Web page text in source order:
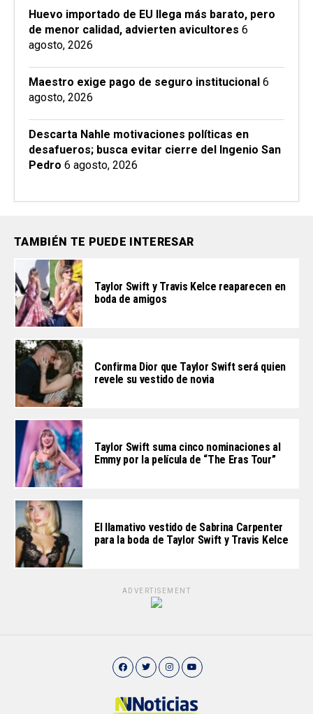
Huevo importado de EU llega más barato, pero
de menor calidad, advierten avicultores 6
agosto, 2026
Maestro exige pago de seguro institucional 6
agosto, 2026
Descarta Nahle motivaciones políticas en
desafueros; busca evitar cierre del Ingenio San
Pedro 6 agosto, 2026
TAMBIÉN TE PUEDE INTERESAR
Taylor Swift y Travis Kelce reaparecen en
boda de amigos
Confirma Dior que Taylor Swift será quien
revele su vestido de novia
Taylor Swift suma cinco nominaciones al
Emmy por la película de “The Eras Tour”
El llamativo vestido de Sabrina Carpenter
para la boda de Taylor Swift y Travis Kelce
ADVERTISEMENT